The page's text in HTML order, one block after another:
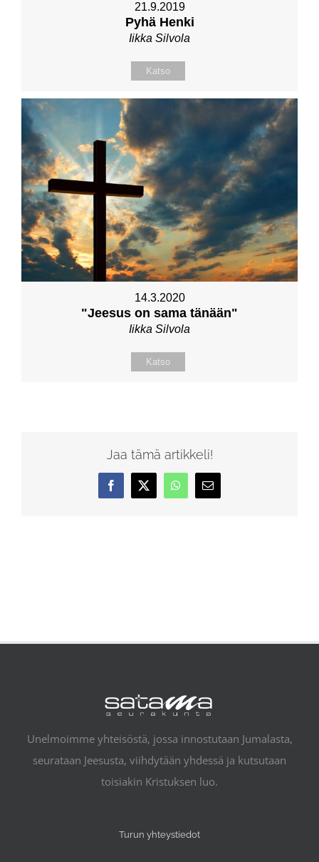
21.9.2019
Pyhä Henki
Iikka Silvola
Katso
14.3.2020
"Jeesus on sama tänään"
Iikka Silvola
Katso
Jaa tämä artikkeli!
Facebook
X WhatsAppSähköposti
Unelmoimme yhteisöstä, jossa innostutaan Jumalasta,
seurataan Jeesusta, viihdytään yhdessä ja kutsutaan
toisiakin Kristuksen luo.
Turun yhteystiedot